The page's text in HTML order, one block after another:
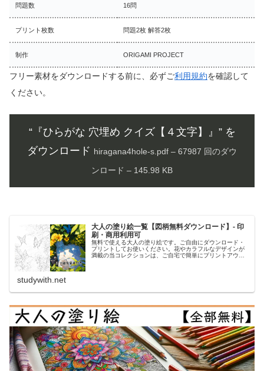
問題数 16問
プリント枚数 問題2枚 解答2枚
制作 ORIGAMI PROJECT
フリー素材をダウンロードする前に、必ずご利用規約を確認して
ください。
“『ひらがな 穴埋め クイズ【４文字】』” を
ダウンロード hiragana4hole-s.pdf – 67987 回のダウ
ンロード – 145.98 KB
大人の塗り絵一覧【図柄無料ダウンロード】- 印
刷・商用利用可
無料で使える大人の塗り絵です。ご自由にダウンロード・
プリントしてお使いください。花やカラフルなデザインが
満載の当コレクションは、ご自宅で簡単にプリントアウト
studywith.net